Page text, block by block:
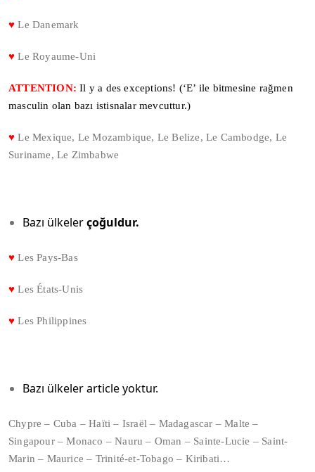
♥ Le Danemark
♥ Le Royaume-Uni
ATTENTION: Il y a des exceptions! (‘E’ ile bitmesine rağmen
masculin olan bazı istisnalar mevcuttur.)
♥ Le Mexique, Le Mozambique, Le Belize, Le Cambodge, Le
Suriname, Le Zimbabwe
Bazı ülkelerçoğuldur.
♥ Les Pays-Bas
♥ Les États-Unis
♥ Les Philippines
Bazı ülkeler article yoktur.
Chypre – Cuba – Haïti – Israël – Madagascar – Malte –
Singapour – Monaco – Nauru – Oman – Sainte-Lucie – Saint-
Marin – Maurice – Trinité-et-Tobago – Kiribati…